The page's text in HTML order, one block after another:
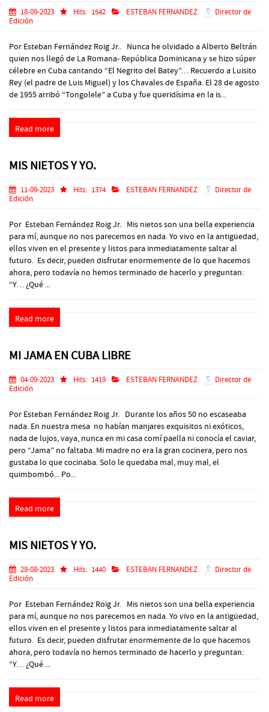
18-09-2023 Hits: 1542 ESTEBAN FERNANDEZ
Director de
Edición
Por Esteban Fernández Roig Jr.. Nunca he olvidado a Alberto Beltrán
quien nos llegó de La Romana- República Dominicana y se hizo súper
célebre en Cuba cantando “El Negrito del Batey”… Recuerdo a Luisito
Rey (el padre de Luis Miguel) y los Chavales de España. El 28 de agosto
de 1955 arribó “Tongolele” a Cuba y fue queridísima en la is...
Read more
MIS NIETOS Y YO.
11-09-2023 Hits: 1374 ESTEBAN FERNANDEZ
Director de
Edición
Por Esteban Fernández Roig Jr. Mis nietos son una bella experiencia
para mí, aunque no nos parecemos en nada. Yo vivo en la antigüedad,
ellos viven en el presente y listos para inmediatamente saltar al
futuro. Es decir, pueden disfrutar enormemente de lo que hacemos
ahora, pero todavía no hemos terminado de hacerlo y preguntan:
“Y… ¿Qué ...
Read more
MI JAMA EN CUBA LIBRE
04-09-2023 Hits: 1419 ESTEBAN FERNANDEZ
Director de
Edición
Por Esteban Fernández Roig Jr. Durante los años 50 no escaseaba
nada. En nuestra mesa no habían manjares exquisitos ni exóticos,
nada de lujos, vaya, nunca en mi casa comí paella ni conocía el caviar,
pero “Jama” no faltaba. Mi madre no era la gran cocinera, pero nos
gustaba lo que cocinaba. Solo le quedaba mal, muy mal, el
quimbombó... Po...
Read more
MIS NIETOS Y YO.
28-08-2023 Hits: 1440 ESTEBAN FERNANDEZ
Director de
Edición
Por Esteban Fernández Roig Jr. Mis nietos son una bella experiencia
para mí, aunque no nos parecemos en nada. Yo vivo en la antigüedad,
ellos viven en el presente y listos para inmediatamente saltar al
futuro. Es decir, pueden disfrutar enormemente de lo que hacemos
ahora, pero todavía no hemos terminado de hacerlo y preguntan:
“Y… ¿Qué ...
Read more